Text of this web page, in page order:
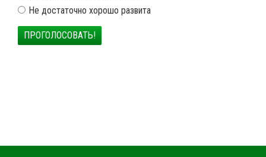
Не достаточно хорошо развита
ПРОГОЛОСОВАТЬ!